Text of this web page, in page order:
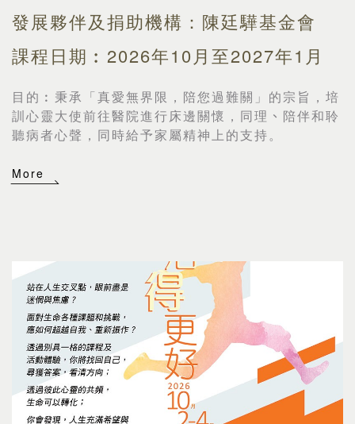
發展夥伴及捐助機構：陳廷驊基金會
課程日期︰2026年10月至2027年1月
目的︰ 秉承「真愛無界限，陪您過難關」的宗旨，培
訓心靈大使前往醫院進行床邊關懷，同理 、 陪伴和聆
聽病者心聲，同時給予家屬精神上的支持。
More